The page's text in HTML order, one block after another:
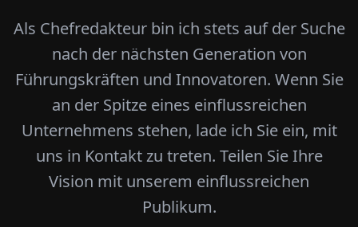
Als Chefredakteur bin ich stets auf der Suche
nach der nächsten Generation von
Führungskräften und Innovatoren. Wenn Sie
an der Spitze eines einflussreichen
Unternehmens stehen, lade ich Sie ein, mit
uns in Kontakt zu treten. Teilen Sie Ihre
Vision mit unserem einflussreichen
Publikum.